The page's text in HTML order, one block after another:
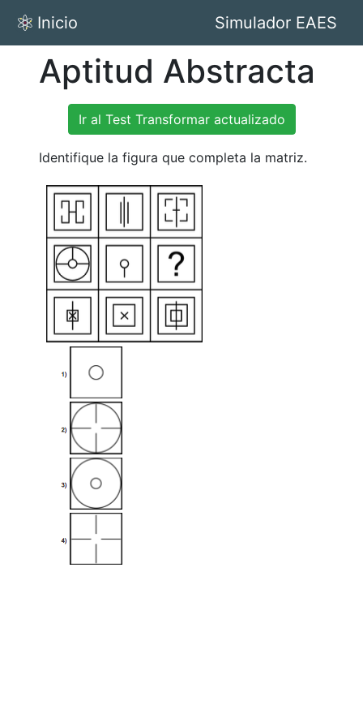
Inicio Simulador EAES
Aptitud Abstracta
Ir al Test Transformar actualizado
Identifique la figura que completa la matriz.